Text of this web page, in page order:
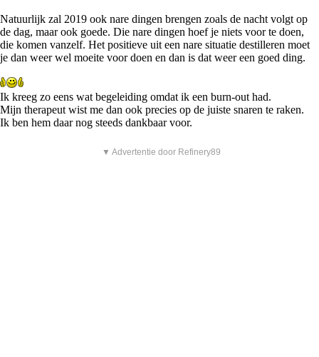
Natuurlijk zal 2019 ook nare dingen brengen zoals de nacht volgt op
de dag, maar ook goede. Die nare dingen hoef je niets voor te doen,
die komen vanzelf. Het positieve uit een nare situatie destilleren moet
je dan weer wel moeite voor doen en dan is dat weer een goed ding.
Ik kreeg zo eens wat begeleiding omdat ik een burn-out had.
Mijn therapeut wist me dan ook precies op de juiste snaren te raken.
Ik ben hem daar nog steeds dankbaar voor.
▼ Advertentie door Refinery89